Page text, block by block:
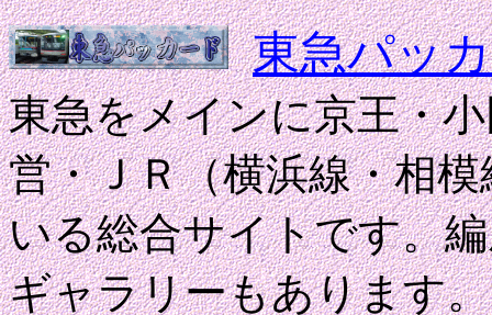
東急パッ
東急をメインに京王・
営・ＪＲ（横浜線・相
いる総合サイトです。
ギャラリーもあります。